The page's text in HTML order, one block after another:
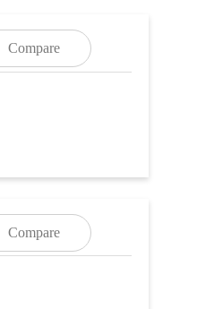
Compare
Compare